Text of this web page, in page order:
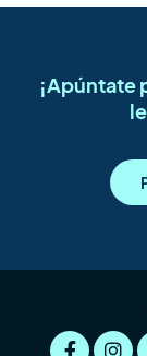
¡Apúntate